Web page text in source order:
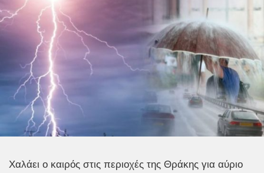
Χαλάει ο καιρός στις περιοχές της Θράκης για αύριο